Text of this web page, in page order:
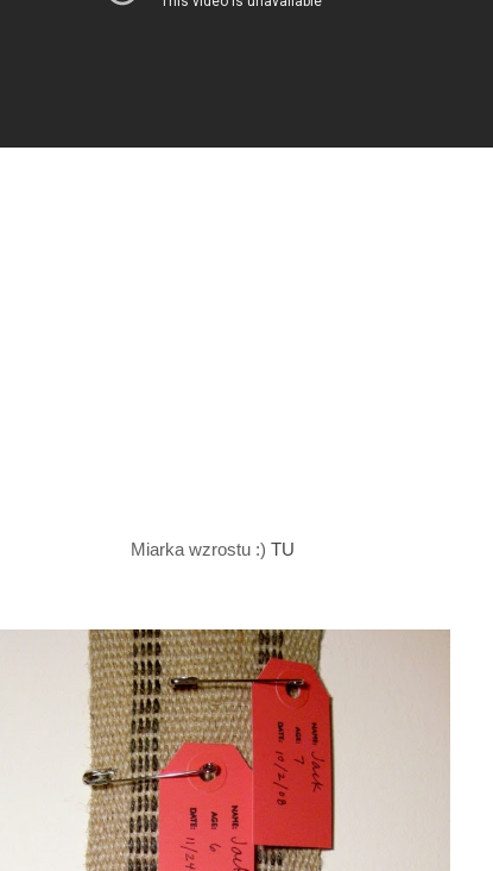
Miarka wzrostu :) TU